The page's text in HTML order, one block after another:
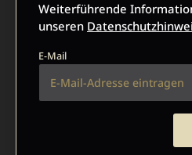
Weiterführende
unseren
E-Mail